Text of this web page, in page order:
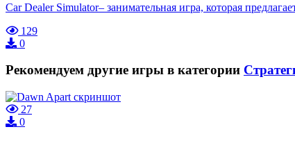
Car Dealer Simulator– занимательная игра, которая
129
0
Рекомендуем другие игры в категории
27
0